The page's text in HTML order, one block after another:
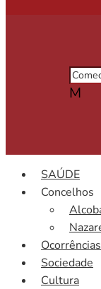
M
SAÚDE
Concelhos
Ocorrências
Sociedade
Cultura